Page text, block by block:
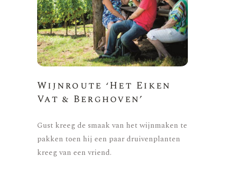
Wijnroute ‘Het Eiken
Vat & Berghoven’
Gust kreeg de smaak van het wijnmaken te
pakken toen hij een paar druivenplanten
kreeg van een vriend.